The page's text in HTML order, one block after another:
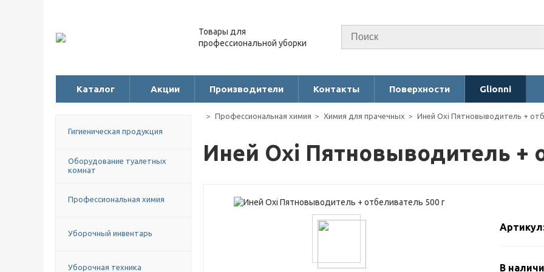
Товары для
профессиональной уборки
Каталог Акции Производители Контакты Поверхности Glionni
Гигиеническая продукция
Оборудование туалетных
комнат
Профессиональная химия
Уборочный инвентарь
Уборочная техника
Профессиональная химия Химия для прачечных Иней Oxi Пятновыводитель +
Иней Oxi Пятновыводитель +
В